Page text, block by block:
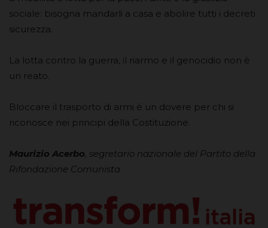
sociale: bisogna mandarli a casa e abolire tutti i decreti
sicurezza.
La lotta contro la guerra, il riarmo e il genocidio non è
un reato.
Bloccare il trasporto di armi è un dovere per chi si
riconosce nei principi della Costituzione.
Maurizio Acerbo, segretario nazionale del Partito della
Rifondazione Comunista